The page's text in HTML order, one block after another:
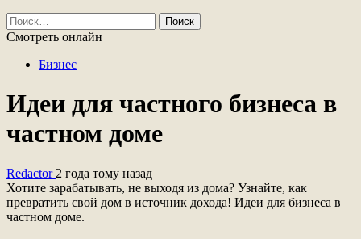
Найти:
Смотреть онлайн
Бизнес
Идеи для частного бизнеса в
частном доме
Redactor 2 года тому назад
Хотите зарабатывать, не выходя из дома? Узнайте, как
превратить свой дом в источник дохода! Идеи для бизнеса в
частном доме.